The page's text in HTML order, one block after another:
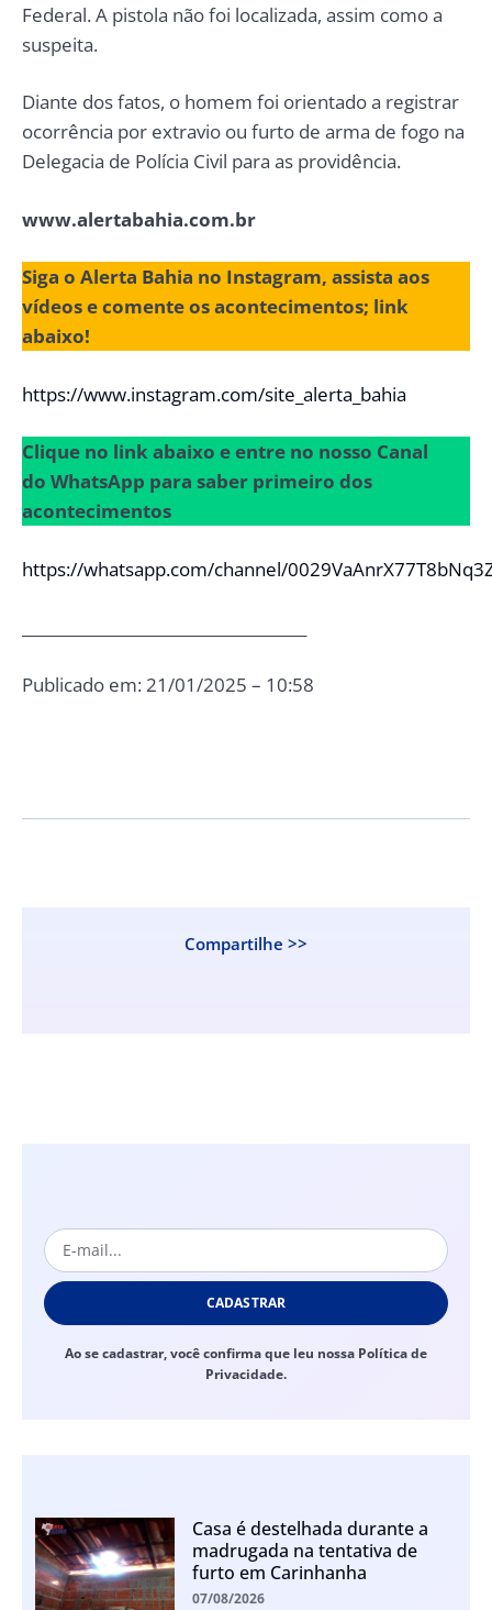
Federal. A pistola não foi localizada, assim como a
suspeita.
Diante dos fatos, o homem foi orientado a registrar
ocorrência por extravio ou furto de arma de fogo na
Delegacia de Polícia Civil para as providência.
www.alertabahia.com.br
Siga o Alerta Bahia no Instagram, assista aos
vídeos e comente os acontecimentos; link
abaixo!
https://www.instagram.com/site_alerta_bahia
Clique no link abaixo e entre no nosso Canal
do WhatsApp para saber primeiro dos
acontecimentos
https://whatsapp.com/channel/
Publicado em: 21/01/2025 – 10:58
Compartilhe >>
CADASTRAR
Ao se cadastrar, você confirma que leu nossa Política de
Privacidade.
Casa é destelhada durante a
madrugada na tentativa de
furto em Carinhanha
07/08/2026